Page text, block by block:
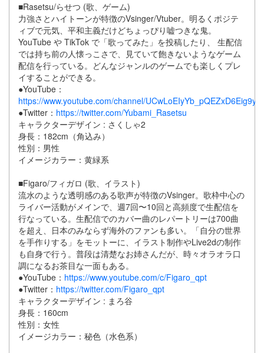
■Rasetsu/らせつ (歌、ゲーム)
力強さとハイトーンが特徴のVsinger/Vtuber。明るくポジテ
ィブで元気、平和主義だけどちょっぴり嘘つきな鬼。
YouTube や TikTok で「歌ってみた」を投稿したり、 生配信
では持ち前の人懐っこさで、見ていて飽きないようなゲーム
配信を行っている。どんなジャンルのゲームでも楽しくプレ
イすることができる。
●YouTube：
https://www.youtube.com/channel/UCwLoEIyYb_pQEZxD6Eig9yA
●Twitter： https://twitter.com/Yubami_Rasetsu
キャラクターデザイン : さくしゃ2
身長：182cm（角込み）
性別：男性
イメージカラー：黄緑系
■Figaro/フィガロ (歌、イラスト)
流水のような透明感のある歌声が特徴のVsinger。歌枠中心の
ライバー活動がメインで、週7回〜10回と高頻度で生配信を
行なっている。生配信でのカバー曲のレパートリーは700曲
を超え、日本のみならず海外のファンも多い。「自分の世界
を手作りする」をモットーに、イラスト制作やLive2dの制作
も自身で行う。普段は清楚なお姉さんだが、時々オラオラ口
調になるお茶目な一面もある。
●YouTube： https://www.youtube.com/c/Figaro_qpt
●Twitter： https://twitter.com/Figaro_qpt
キャラクターデザイン : まろ谷
身長：160cm
性別：女性
イメージカラー：秘色（水色系）